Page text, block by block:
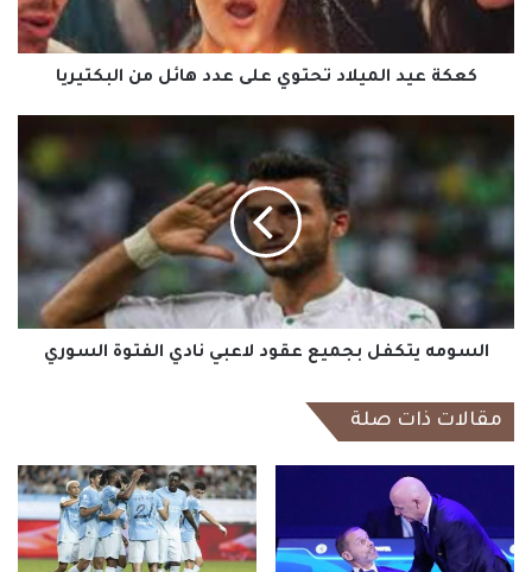
البكتيريا
كعكة عيد الميلاد تحتوي على عدد هائل من البكتيريا
بجميع
عقود
نادي
السومه يتكفل بجميع عقود لاعبي نادي الفتوة السوري
مقالات ذات صلة